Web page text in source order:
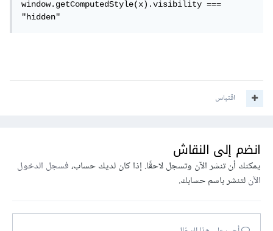
window.getComputedStyle(x).visibility ===
"hidden"
اقتباس
انضم إلى النقاش
يمكنك أن تنشر الآن وتسجل لاحقًا. إذا كان لديك حساب،فسجل الدخول
الآنلتنشر باسم حسابك.